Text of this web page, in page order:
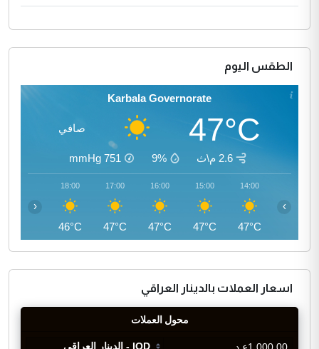
الطقس اليوم
Karbala Governorate
47°C صافي
2.6 م\ث 9%
751
mmHg
14:00
47°C
15:00
47°C
16:00
47°C
17:00
47°C
18:00
46°C
‹ ›
اسعار العملات بالدينار العراقي